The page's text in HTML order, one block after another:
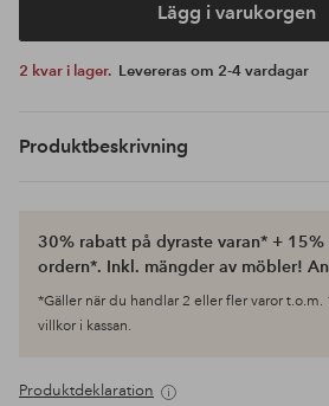
Lägg i varukorgen
2 kvar i lager. Levereras om 2-4 vardagar
Produktbeskrivning
30% rabatt på dyraste varan* +
ordern*. Inkl. mängder av möbler!
*Gäller när du handlar 2 eller fler varor
villkor i kassan.
Produktdeklaration